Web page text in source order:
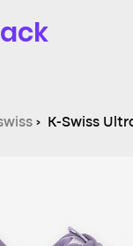
› K-Swiss